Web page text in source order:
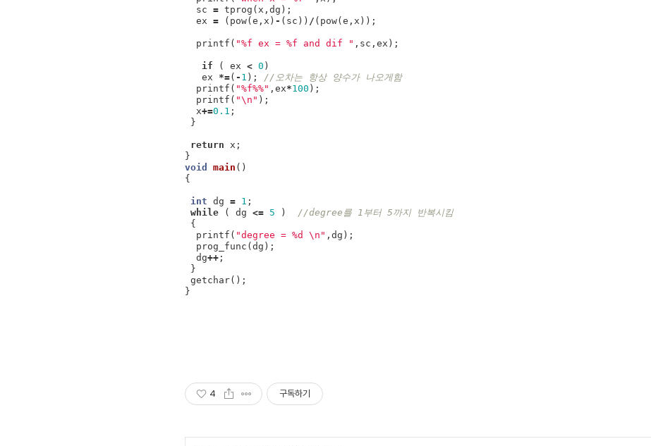
sc = tprog ( x , dg );
ex = ( pow( e , x ) - ( sc )) / ( pow( e , x ));
printf ( "%f ex = %f and dif " , sc , ex );
if ( ex < 0 )
ex
*=( - 1 );
//오차는 항상 양수가 나오게함
printf ( "%f%%" , ex*100 );
printf ( "\n " );
x+=0.1 ;
}
return x ;
}
void
main ()
{
int dg = 1 ;
while
( dg <= 5 )
//degree를 1부터 5까지 반복시킴
{
printf ( "degree = %d \n " , dg );
prog_func ( dg );
dg++ ;
}
getchar();
}
4 구독하기